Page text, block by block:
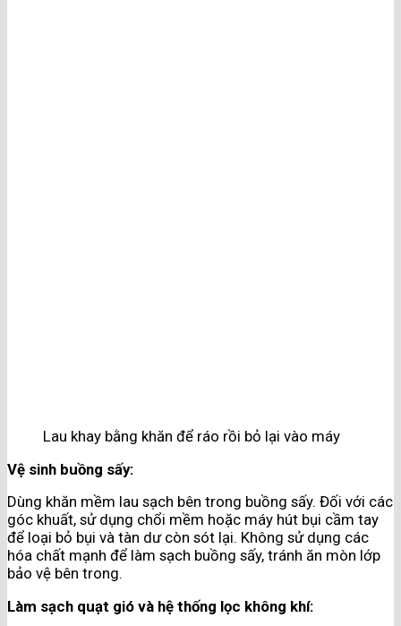
Lau khay bằng khăn để ráo rồi bỏ lại vào máy
Vệ sinh buồng sấy:
Dùng khăn mềm lau sạch bên trong buồng sấy. Đối với các
góc khuất, sử dụng chổi mềm hoặc máy hút bụi cầm tay
để loại bỏ bụi và tàn dư còn sót lại. Không sử dụng các
hóa chất mạnh để làm sạch buồng sấy, tránh ăn mòn lớp
bảo vệ bên trong.
Làm sạch quạt gió và hệ thống lọc không khí: